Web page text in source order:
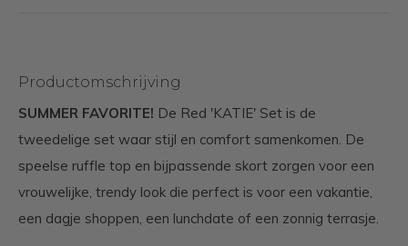
Productomschrijving
SUMMER FAVORITE! De Red 'KATIE' Set is de
tweedelige set waar stijl en comfort samenkomen. De
speelse ruffle top en bijpassende skort zorgen voor een
vrouwelijke, trendy look die perfect is voor een vakantie,
een dagje shoppen, een lunchdate of een zonnig terrasje.